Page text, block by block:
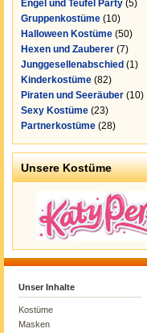
Engel und Teufel Party (5)
Gruppenkostüme (10)
Halloween Kostüme (50)
Hexen und Zauberer (7)
Junggesellenabschied (1)
Kinderkostüme (82)
Piraten und Seeräuber (10)
Sexy Kostüme (23)
Partnerkostüme (28)
Unsere Kostüme
Unser Inhalte
Kostüme
Masken